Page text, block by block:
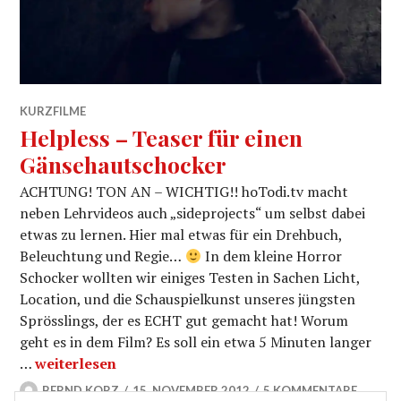
KURZFILME
Helpless – Teaser für einen
Gänsehautschocker
ACHTUNG! TON AN – WICHTIG!! hoTodi.tv macht
neben Lehrvideos auch „sideprojects“ um selbst dabei
etwas zu lernen. Hier mal etwas für ein Drehbuch,
Beleuchtung und Regie…
In dem kleine Horror
Schocker wollten wir einiges Testen in Sachen Licht,
Location, und die Schauspielkunst unseres jüngsten
Sprösslings, der es ECHT gut gemacht hat! Worum
geht es in dem Film? Es soll ein etwa 5 Minuten langer
…Helpless – Teaser für einen Gänsehautschocker
weiterlesen
BERND KORZ 15. NOVEMBER 2012 5 KOMMENTARE